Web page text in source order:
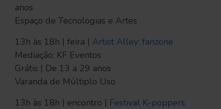
anos
Espaço de Tecnologias e Artes
13h às 18h | feira | Artist Alley: fanzone
Mediação: KF Eventos
Grátis | De 13 a 29 anos
Varanda de Múltiplo Uso
13h às 18h | encontro | Festival K-poppers